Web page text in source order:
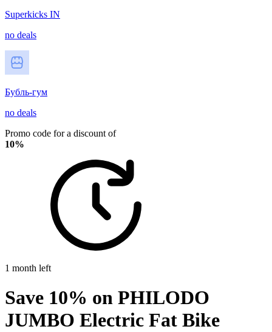
Superkicks IN
no deals
Бубль-гум
no deals
Promo code for a discount of
10%
1 month left
Save 10% on PHILODO
JUMBO Electric Fat Bike